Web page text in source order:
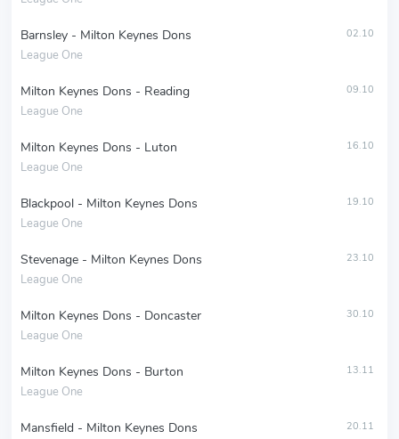
Barnsley - Milton Keynes Dons
League One
02.10
Milton Keynes Dons - Reading
League One
09.10
Milton Keynes Dons - Luton
League One
16.10
Blackpool - Milton Keynes Dons
League One
19.10
Stevenage - Milton Keynes Dons
League One
23.10
Milton Keynes Dons - Doncaster
League One
30.10
Milton Keynes Dons - Burton
League One
13.11
Mansfield - Milton Keynes Dons 20.11